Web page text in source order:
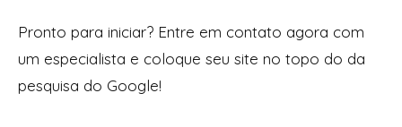
Pronto para iniciar? Entre em contato agora com
um especialista e coloque seu site no topo do da
pesquisa do Google!